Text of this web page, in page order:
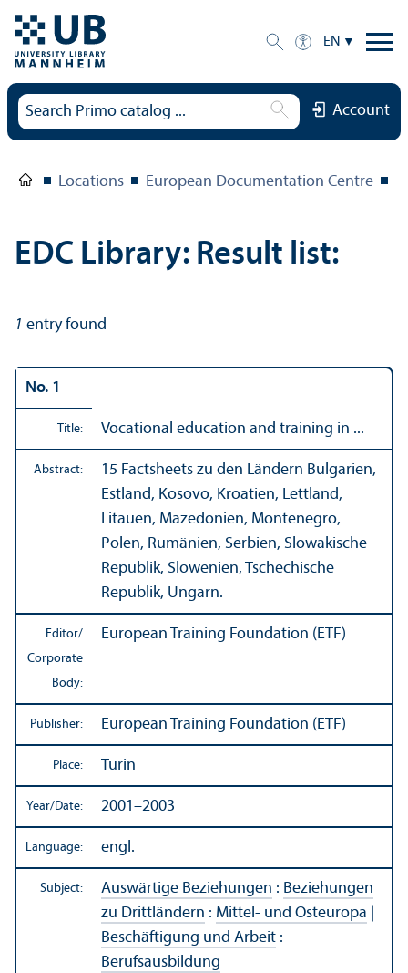
EN
Account
Locations European Documentation Centre
EDC Library: Result list:
1 entry found
No. 1
Title: Vocational education and training in ...
Abstract:
15 Factsheets zu den Ländern Bulgarien,
Estland, Kosovo, Kroatien, Lettland,
Litauen, Mazedonien, Montenegro,
Polen, Rumänien, Serbien, Slowakische
Republik, Slowenien, Tschechische
Republik, Ungarn.
Editor/
Corporate
Body:
European Training Foundation (ETF)
Publisher: European Training Foundation (ETF)
Place: Turin
Year/Date: 2001–2003
Language: engl.
Subject: Auswärtige Beziehungen : Beziehungen
zu Drittländern : Mittel- und Osteuropa
Beschäftigung und Arbeit :
Berufsausbildung